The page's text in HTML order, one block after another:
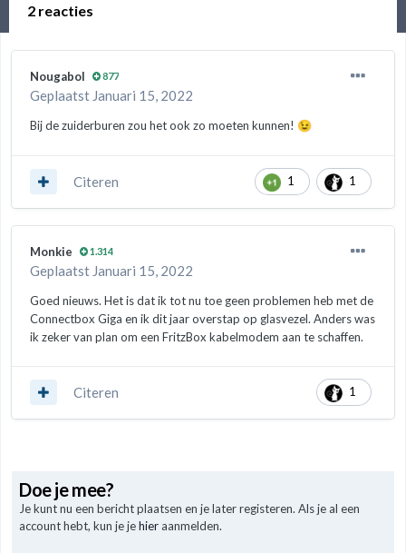
2 reacties
Nougabol 877
Geplaatst Januari 15, 2022
Bij de zuiderburen zou het ook zo moeten kunnen! 😉
1 1
Citeren
Monkie 1.314
Geplaatst Januari 15, 2022
Goed nieuws. Het is dat ik tot nu toe geen problemen heb met de
Connectbox Giga en ik dit jaar overstap op glasvezel. Anders was
ik zeker van plan om een FritzBox kabelmodem aan te schaffen.
1
Citeren
Doe je mee?
Je kunt nu een bericht plaatsen en je later registeren. Als je al een
account hebt, kun je jehier aanmelden.